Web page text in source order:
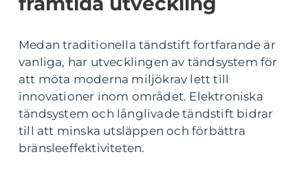
Medan traditionella tändstift fortfarande är
vanliga, har utvecklingen av tändsystem för
att möta moderna miljökrav lett till
innovationer inom området. Elektroniska
tändsystem och långlivade tändstift bidrar
till att minska utsläppen och förbättra
bränsleeffektiviteten.